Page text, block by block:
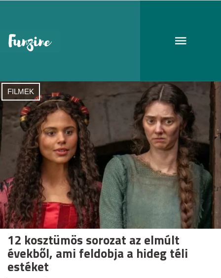
kosztümös sorozatok
FILMEK
12 kosztümös sorozat az elmúlt
évekből, ami feldobja a hideg téli
estéket